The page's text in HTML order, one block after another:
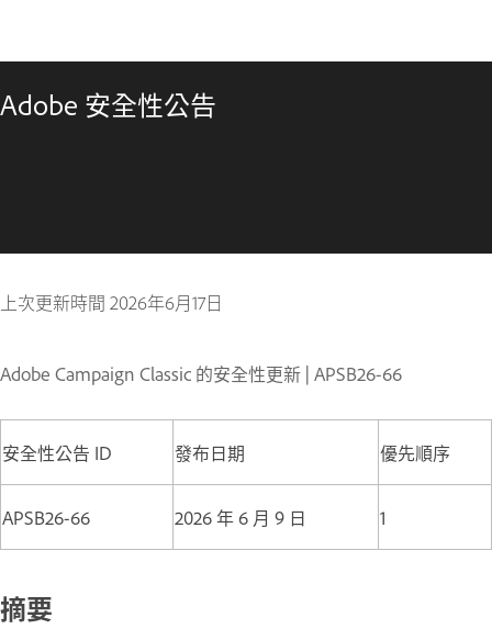
Adobe 安全性公告
上次更新時間 2026年6月17日
Adobe Campaign Classic 的安全性更新 | APSB26-66
安全性公告 ID 發布日期 優先順序
APSB26-66 2026 年 6 月 9 日 1
摘要